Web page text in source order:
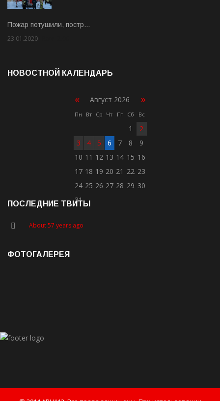
Пожар потушили, постр…
23.01.2020
НОВОСТНОЙ КАЛЕНДАРЬ
« Август 2026 »
Пн Вт Ср Чт Пт Сб Вс
1
2
3
4 5 6 7 8
9
10 11 12 13 14 15 16
17 18 19 20 21 22 23
24 25 26 27 28 29 30
31
ПОСЛЕДНИЕ ТВИТЫ
About 57 years ago
ФОТОГАЛЕРЕЯ